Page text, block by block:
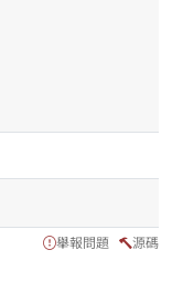
舉報問題 源碼